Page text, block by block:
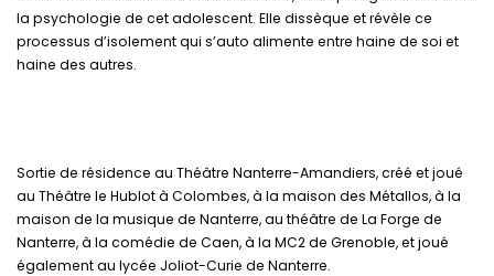
la psychologie de cet adolescent. Elle dissèque et révèle ce
processus d’isolement qui s’auto alimente entre haine de soi et
haine des autres.
Sortie de résidence au Théâtre Nanterre-Amandiers, créé et joué
au Théâtre le Hublot à Colombes, à la maison des Métallos, à la
maison de la musique de Nanterre, au théâtre de La Forge de
Nanterre, à la comédie de Caen, à la MC2 de Grenoble, et joué
également au lycée Joliot-Curie de Nanterre.